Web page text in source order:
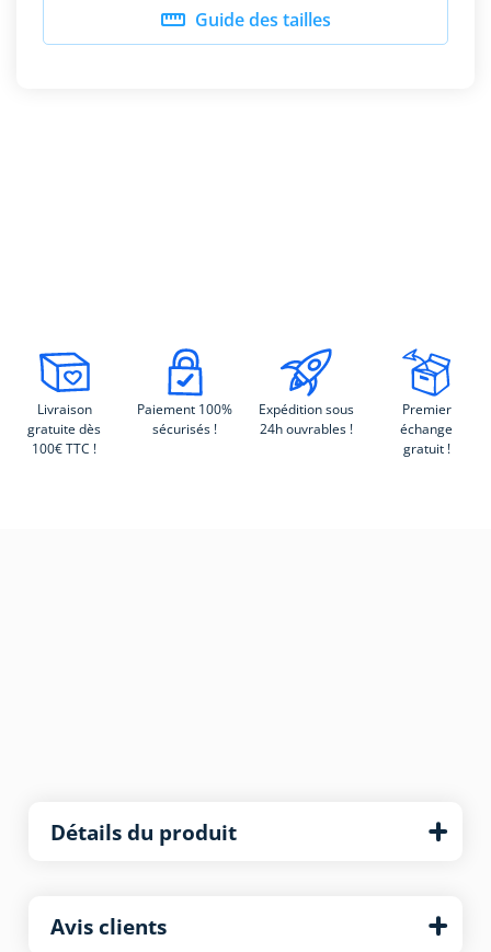
 Guide des tailles
Livraison
gratuite dès
100€ TTC !
Paiement 100%
sécurisés !
Expédition sous
24h ouvrables !
Premier
échange
gratuit !
Détails du produit
Avis clients